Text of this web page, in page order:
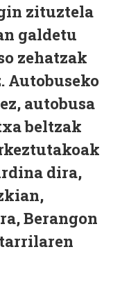
zituztela
galdetu
zehatzak
Autobuseko
autobusa
beltzak
dira,
Berangon